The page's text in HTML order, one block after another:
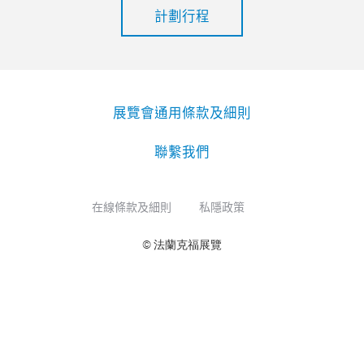
計劃行程
展覽會通用條款及細則
聯繫我們
在線條款及細則 私隱政策
© 法蘭克福展覽